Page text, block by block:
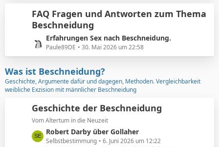
g
e
t
e
e
r
ä
g
FAQ Fragen und Antworten zum Thema
Beschneidung
L
e
t
z
t
e
e
i
t
r
Erfahrungen Sex nach Beschneidung.
Paule89DE 30. Mai 2026 um 22:58
Was ist Beschneidung?
Geschichte, Argumente dafür und dagegen, Methoden. Vergleichbarkeit
weibliche Exzision mit männlicher Beschneidung
Geschichte der Beschneidung
Vom Altertum in die Neuzeit
L
e
Robert Darby über Gollaher
Selbstbestimmung 6. Juni 2026 um 12:22